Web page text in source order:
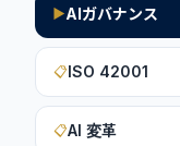
▶AIガバナンス
📋ISO 42001
📋AI 変革